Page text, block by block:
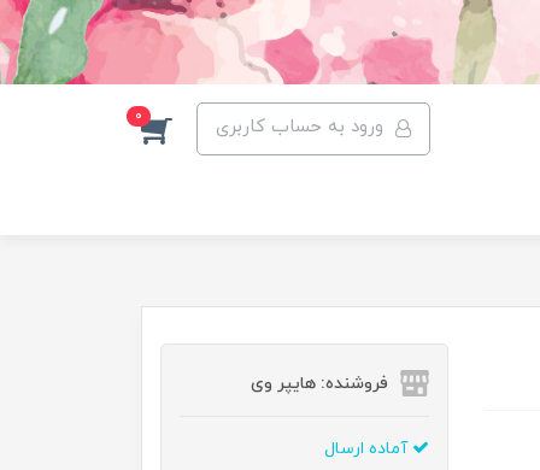
ورود به حساب کاربری 0
فروشنده: هایپر وی
آماده ارسال